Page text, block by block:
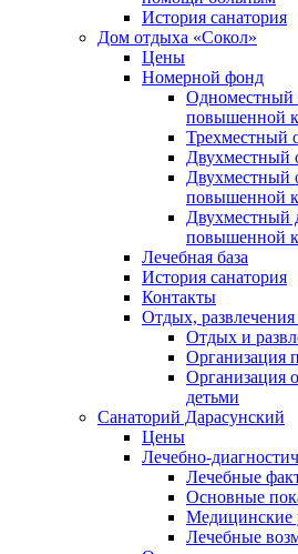
История санатория
Дом отдыха «Сокол»
Цены
Номерной фонд
Одноместный
повышенной
Трехместный
Двухместный
Двухместный
повышенной
Двухместный
повышенной
Лечебная база
История санатория
Контакты
Отдых,
Отдых и
Организация
Организация
детьми
Санаторий Дарасунский
Цены
Лечебно-
Лечебные
Основные
Медицинские
Лечебные